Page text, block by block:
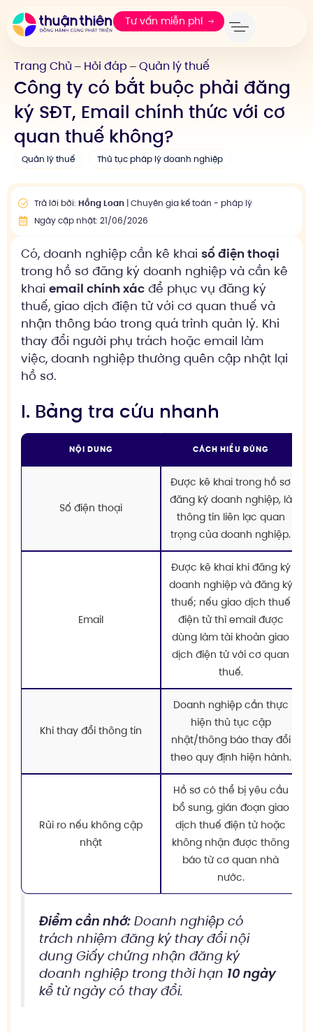
Tư vấn miễn phí
Trang Chủ — Hỏi đáp — Quản lý thuế
Công ty có bắt buộc phải đăng
ký SĐT, Email chính thức với cơ
quan thuế không?
Quản lý thuế Thủ tục pháp lý doanh nghiệp
Trả lời bởi: Hồng Loan| Chuyên gia kế toán - pháp lý
Ngày cập nhật: 21/06/2026
Có, doanh nghiệp cần kê khai số điện thoại
trong hồ sơ đăng ký doanh nghiệp và cần kê
khai email chính xác để phục vụ đăng ký
thuế, giao dịch điện tử với cơ quan thuế và
nhận thông báo trong quá trình quản lý. Khi
thay đổi người phụ trách hoặc email làm
việc, doanh nghiệp thường quên cập nhật lại
hồ sơ.
I. Bảng tra cứu nhanh
NỘI DUNG CÁCH HIỂU ĐÚNG
Số điện thoại
Được kê khai trong hồ sơ
đăng ký doanh nghiệp, là
thông tin liên lạc quan
trọng của doanh nghiệp.
Email
Được kê khai khi đăng ký
doanh nghiệp và đăng ký
thuế; nếu giao dịch thuế
điện tử thì email được
dùng làm tài khoản giao
dịch điện tử với cơ quan
thuế.
Khi thay đổi thông tin
Doanh nghiệp cần thực
hiện thủ tục cập
nhật/thông báo thay đổi
theo quy định hiện hành.
Rủi ro nếu không cập
nhật
Hồ sơ có thể bị yêu cầu
bổ sung, gián đoạn giao
dịch thuế điện tử hoặc
không nhận được thông
báo từ cơ quan nhà
nước.
Điểm cần nhớ:Doanh nghiệp có
trách nhiệm đăng ký thay đổi nội
dung Giấy chứng nhận đăng ký
doanh nghiệp trong thời hạn 10 ngày
kể từ ngày có thay đổi.